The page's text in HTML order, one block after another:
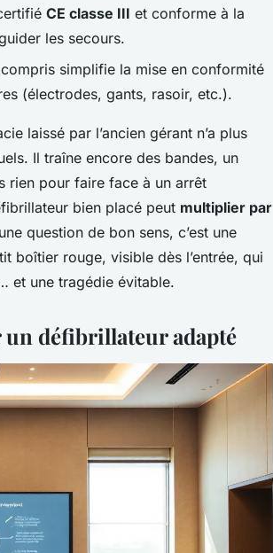
CE classe III et conforme à la
les secours.
simplifie la mise en conformité
(électrodes, gants, rasoir, etc.).
laissé par l’ancien gérant n’a plus
Il traîne encore des bandes, un
rien pour faire face à un arrêt
bien placé peut multiplier par
question de bon sens, c’est une
boîtier rouge, visible dès l’entrée, qui
et une tragédie évitable.
défibrillateur adapté